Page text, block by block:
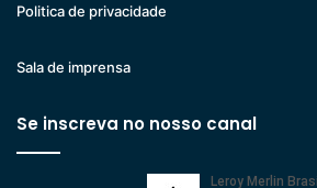
Politica de privacidade
Sala de imprensa
Se inscreva no nosso canal